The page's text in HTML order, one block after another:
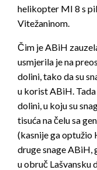
helikopter MI 8 s
Vitežaninom.
Čim je ABiH
usmjerila je na
dolini, tako da su
u korist ABiH.
dolini, u koju su
tisuća na čelu sa
(kasnije ga optužio
druge snage
u obruč Lašvansku